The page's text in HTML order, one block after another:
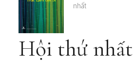
nhất
Hội thứ nhất